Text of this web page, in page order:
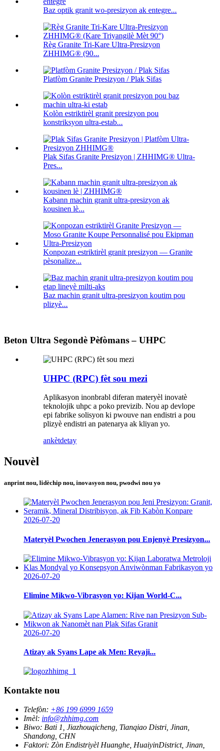
Baz optik granit wo-presizyon ak entegre...
Règ Granite Tri-Kare Ultra-Presizyon
ZHHIMG® (90...
Platfòm Granite Presizyon / Plak Sifas
Kolòn estriktirèl granit presizyon pou
konstriksyon ultra-estab...
Plak Sifas Granite Presizyon | ZHHIMG® Ultra-
Pres...
Kabann machin granit ultra-presizyon ak
kousinen lè...
Konpozan estriktirèl granit presizyon — Granite
pèsonalize...
Baz machin granit ultra-presizyon koutim pou
plizyè...
Beton Ultra Segondè Pèfòmans – UHPC
UHPC (RPC) fèt sou mezi
Aplikasyon inonbrabl diferan materyèl inovatè
teknolojik uhpc a poko previzib. Nou ap devlope
epi fabrike solisyon ki pwouve nan endistri a pou
plizyè endistri an patenarya ak kliyan yo.
ankètdetay
Nouvèl
anprint nou, lidèchip nou, inovasyon nou, pwodwi nou yo
2026-07-20
Materyèl Pwochen Jenerasyon pou Enjenyè Presizyon...
2026-07-20
Elimine Mikwo-Vibrasyon yo: Kijan World-C...
2026-07-20
Atizay ak Syans Lape ak Men: Reyaji...
Kontakte nou
Telefòn: +86 199 6999 1659
Imèl: info@zhhimg.com
Biwo: Bati 1, Jiazhouqicheng, Tianqiao Distri, Jinan,
Shandong, CHN
Faktori: Zòn Endistriyèl Huanghe, HuaiyinDistrict, Jinan,